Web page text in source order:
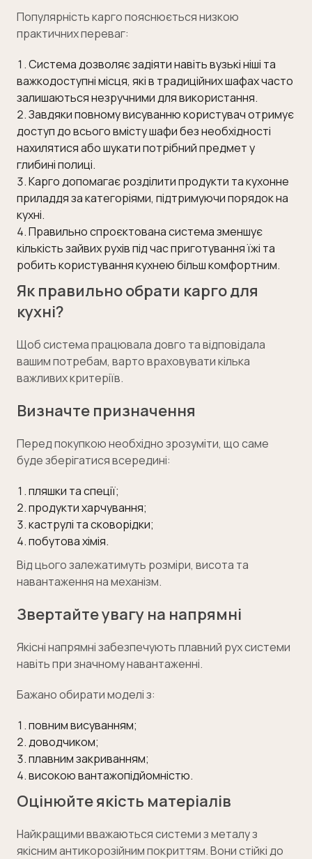
Популярність карго пояснюється низкою
практичних переваг:
Система дозволяє задіяти навіть вузькі ніші та
важкодоступні місця, які в традиційних шафах часто
залишаються незручними для використання.
Завдяки повному висуванню користувач отримує
доступ до всього вмісту шафи без необхідності
нахилятися або шукати потрібний предмет у
глибині полиці.
Карго допомагає розділити продукти та кухонне
приладдя за категоріями, підтримуючи порядок на
кухні.
Правильно спроєктована система зменшує
кількість зайвих рухів під час приготування їжі та
робить користування кухнею більш комфортним.
Як правильно обрати карго для
кухні?
Щоб система працювала довго та відповідала
вашим потребам, варто враховувати кілька
важливих критеріїв.
Визначте призначення
Перед покупкою необхідно зрозуміти, що саме
буде зберігатися всередині:
пляшки та спеції;
продукти харчування;
каструлі та сковорідки;
побутова хімія.
Від цього залежатимуть розміри, висота та
навантаження на механізм.
Звертайте увагу на напрямні
Якісні напрямні забезпечують плавний рух системи
навіть при значному навантаженні.
Бажано обирати моделі з:
повним висуванням;
доводчиком;
плавним закриванням;
високою вантажопідйомністю.
Оцінюйте якість матеріалів
Найкращими вважаються системи з металу з
якісним антикорозійним покриттям. Вони стійкі до